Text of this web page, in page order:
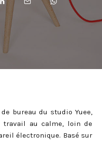
bureau du studio Yuee,
travail au calme, loin de
électronique. Basé sur